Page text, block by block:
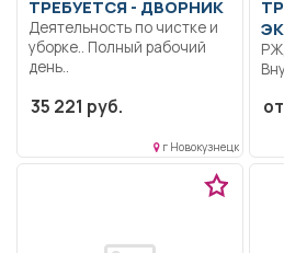
ТРЕБУЕТСЯ - ДВОРНИК
Деятельность по чистке и
уборке.. Полный рабочий
день..
35 221 руб.
г Новокузнецк